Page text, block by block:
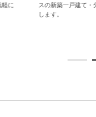
新築一戸建て・分譲住宅をご紹